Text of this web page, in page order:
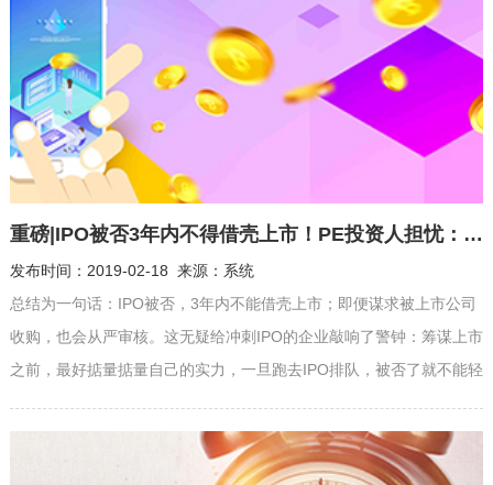
重磅|IPO被否3年内不得借壳上市！PE投资人担忧：会掀起一波撤材料风潮
发布时间：2019-02-18 来源：系统
总结为一句话：IPO被否，3年内不能借壳上市；即便谋求被上市公司
收购，也会从严审核。这无疑给冲刺IPO的企业敲响了警钟：筹谋上市
之前，最好掂量掂量自己的实力，一旦跑去IPO排队，被否了就不能轻
的VC/PE投资人。 投资界（ID：pedaily2012）2月23日消息，证监会
表示，对于拟通过重组上市的企业，如...